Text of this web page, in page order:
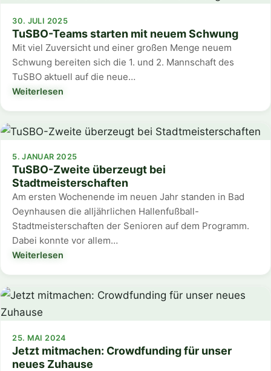
30. JULI 2025
TuSBO-Teams starten mit neuem Schwung
Mit viel Zuversicht und einer großen Menge neuem
Schwung bereiten sich die 1. und 2. Mannschaft des
TuSBO aktuell auf die neue…
Weiterlesen
5. JANUAR 2025
TuSBO-Zweite überzeugt bei
Stadtmeisterschaften
Am ersten Wochenende im neuen Jahr standen in Bad
Oeynhausen die alljährlichen Hallenfußball-
Stadtmeisterschaften der Senioren auf dem Programm.
Dabei konnte vor allem…
Weiterlesen
25. MAI 2024
Jetzt mitmachen: Crowdfunding für unser
neues Zuhause